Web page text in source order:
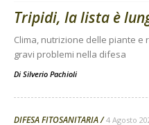
Tripidi, la lista è
Clima, nutrizione delle piante e
gravi problemi nella difesa
Di Silverio Pachioli
DIFESA FITOSANITARIA 4 Agosto